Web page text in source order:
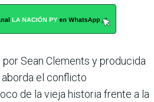
Sean Clements y producida
el conflicto
de la vieja historia frente a la